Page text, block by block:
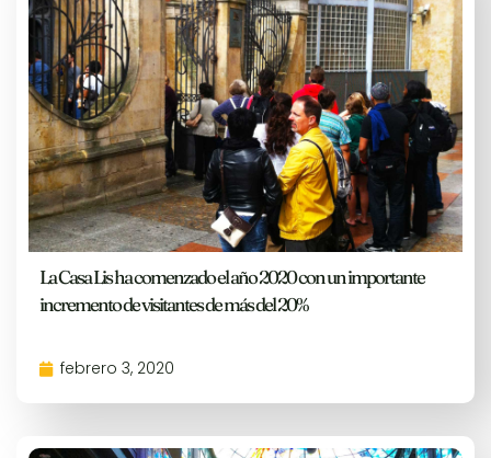
La Casa Lis ha comenzado el año 2020 con un importante
incremento de visitantes de más del 20%
febrero 3, 2020